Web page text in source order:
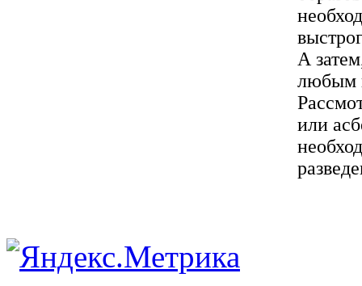
А
любым
или